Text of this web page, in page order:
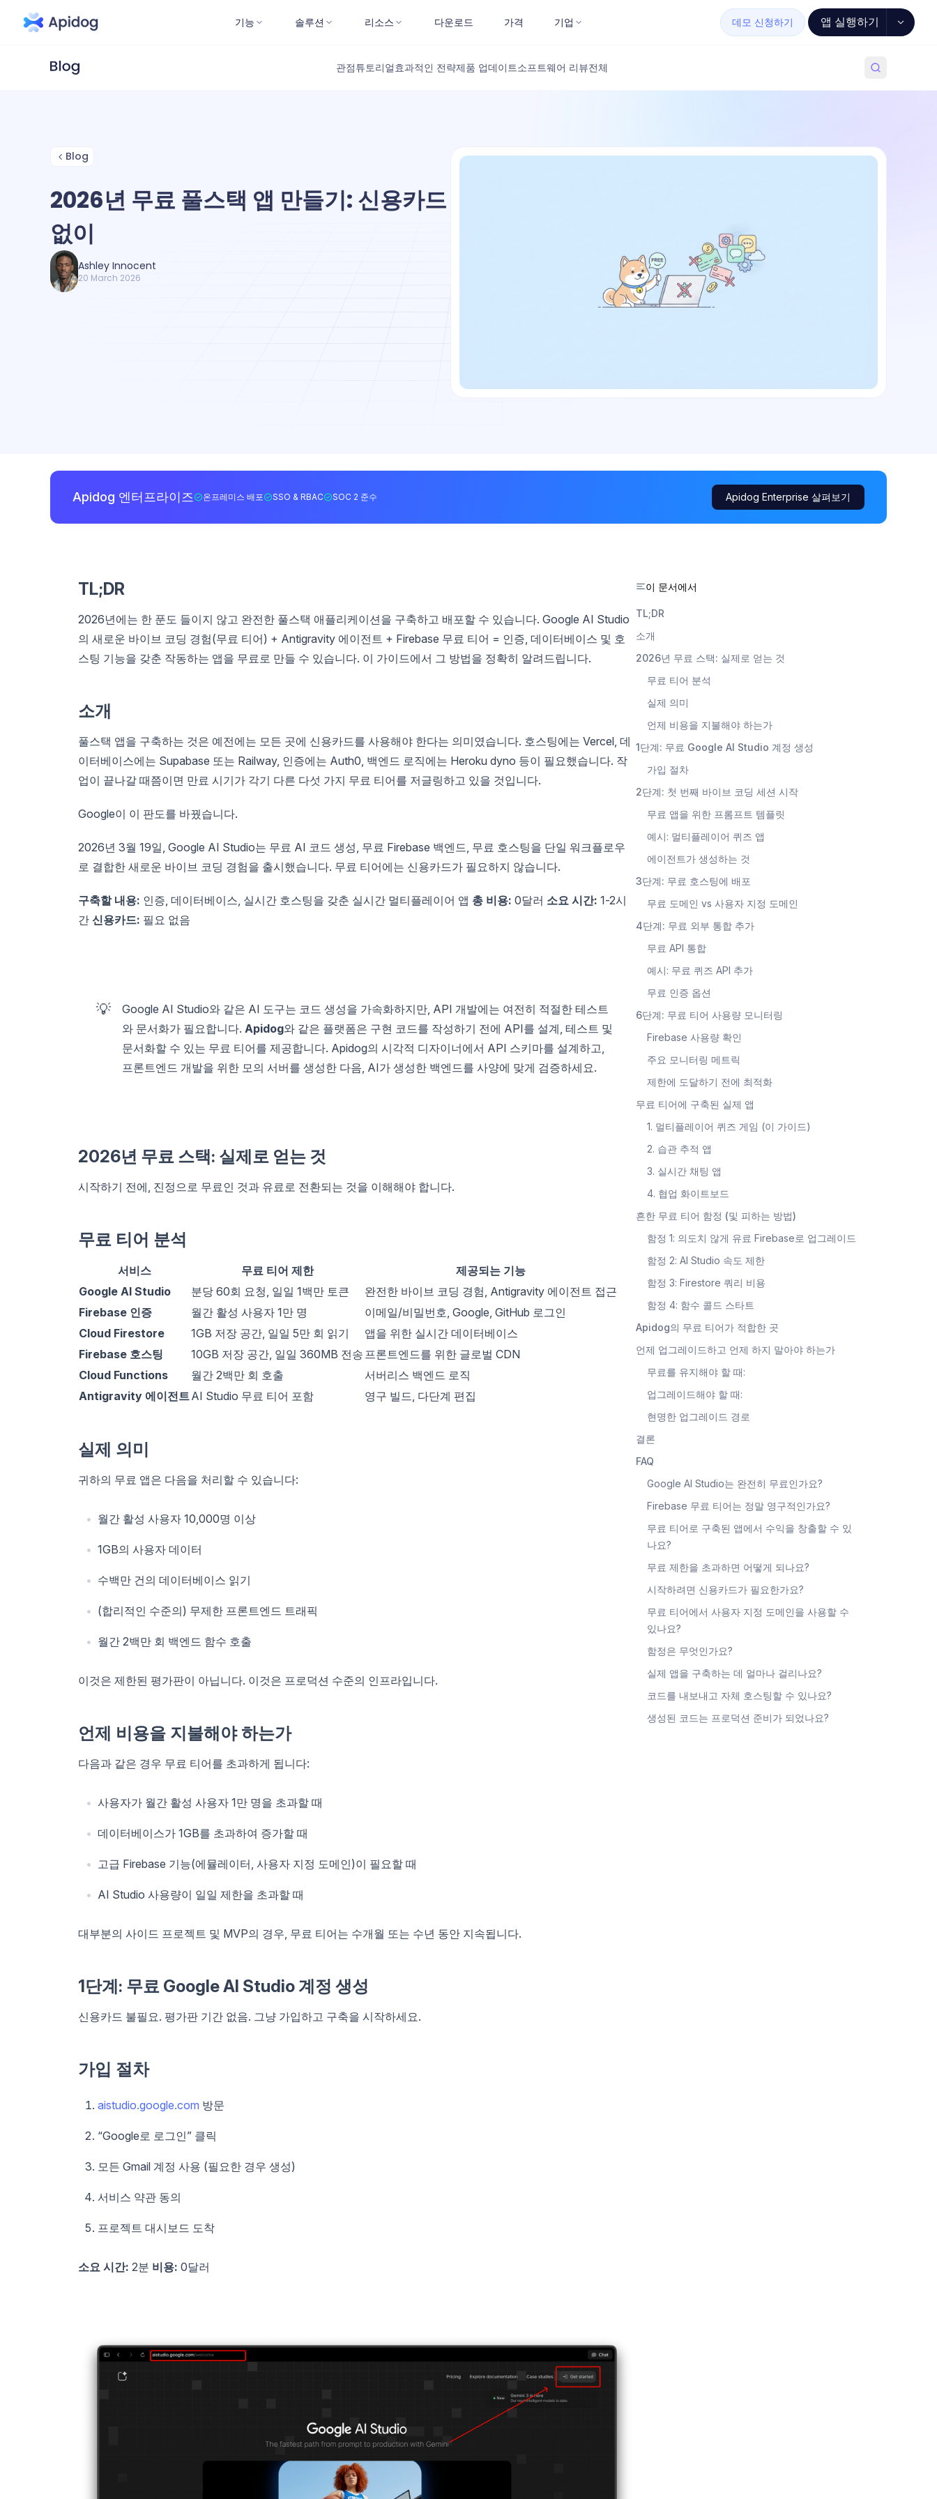
기능 솔루션 리소스 다운로드 가격 기업 데모 신청하기 앱 실행하기
관점튜토리얼효과적인 전략제품 업데이트소프트웨어 리뷰전체
Blog
2026년 무료 풀스택 앱 만들기: 신용카드
없이
Ashley Innocent
20 March 2026
Apidog 엔터프라이즈 온프레미스 배포 SSO & RBAC SOC 2 준수 Apidog Enterprise 살펴보기
TL;DR
2026년에는 한 푼도 들이지 않고 완전한 풀스택 애플리케이션을 구축하고 배포할 수 있습니다. Google AI Studio
의 새로운 바이브 코딩 경험(무료 티어) + Antigravity 에이전트 + Firebase 무료 티어 = 인증, 데이터베이스 및 호
스팅 기능을 갖춘 작동하는 앱을 무료로 만들 수 있습니다. 이 가이드에서 그 방법을 정확히 알려드립니다.
소개
풀스택 앱을 구축하는 것은 예전에는 모든 곳에 신용카드를 사용해야 한다는 의미였습니다. 호스팅에는 Vercel, 데
이터베이스에는 Supabase 또는 Railway, 인증에는 Auth0, 백엔드 로직에는 Heroku dyno 등이 필요했습니다. 작
업이 끝나갈 때쯤이면 만료 시기가 각기 다른 다섯 가지 무료 티어를 저글링하고 있을 것입니다.
Google이 이 판도를 바꿨습니다.
2026년 3월 19일, Google AI Studio는 무료 AI 코드 생성, 무료 Firebase 백엔드, 무료 호스팅을 단일 워크플로우
로 결합한 새로운 바이브 코딩 경험을 출시했습니다. 무료 티어에는 신용카드가 필요하지 않습니다.
구축할 내용: 인증, 데이터베이스, 실시간 호스팅을 갖춘 실시간 멀티플레이어 앱 총 비용: 0달러 소요 시간: 1-2시
간 신용카드: 필요 없음
💡
Google AI Studio와 같은 AI 도구는 코드 생성을 가속화하지만, API 개발에는 여전히 적절한 테스트
와 문서화가 필요합니다. Apidog와 같은 플랫폼은 구현 코드를 작성하기 전에 API를 설계, 테스트 및
문서화할 수 있는 무료 티어를 제공합니다. Apidog의 시각적 디자이너에서 API 스키마를 설계하고,
프론트엔드 개발을 위한 모의 서버를 생성한 다음, AI가 생성한 백엔드를 사양에 맞게 검증하세요.
2026년 무료 스택: 실제로 얻는 것
시작하기 전에, 진정으로 무료인 것과 유료로 전환되는 것을 이해해야 합니다.
무료 티어 분석
서비스 무료 티어 제한
제공되는 기능
Google AI Studio
분당 60회 요청, 일일 1백만 토큰
완전한 바이브 코딩 경험, Antigravity 에이전트 접근
Firebase 인증
월간 활성 사용자 1만 명
이메일/비밀번호, Google, GitHub 로그인
Cloud Firestore
1GB 저장 공간, 일일 5만 회 읽기
앱을 위한 실시간 데이터베이스
Firebase 호스팅
10GB 저장 공간, 일일 360MB 전송 프론트엔드를 위한 글로벌 CDN
Cloud Functions
월간 2백만 회 호출
서버리스 백엔드 로직
Antigravity 에이전트AI Studio 무료 티어 포함 영구 빌드, 다단계 편집
실제 의미
귀하의 무료 앱은 다음을 처리할 수 있습니다:
월간 활성 사용자 10,000명 이상
1GB의 사용자 데이터
수백만 건의 데이터베이스 읽기
(합리적인 수준의) 무제한 프론트엔드 트래픽
월간 2백만 회 백엔드 함수 호출
이것은 제한된 평가판이 아닙니다. 이것은 프로덕션 수준의 인프라입니다.
언제 비용을 지불해야 하는가
다음과 같은 경우 무료 티어를 초과하게 됩니다:
사용자가 월간 활성 사용자 1만 명을 초과할 때
데이터베이스가 1GB를 초과하여 증가할 때
고급 Firebase 기능(에뮬레이터, 사용자 지정 도메인)이 필요할 때
AI Studio 사용량이 일일 제한을 초과할 때
대부분의 사이드 프로젝트 및 MVP의 경우, 무료 티어는 수개월 또는 수년 동안 지속됩니다.
1단계: 무료 Google AI Studio 계정 생성
신용카드 불필요. 평가판 기간 없음. 그냥 가입하고 구축을 시작하세요.
가입 절차
aistudio.google.com 방문
“Google로 로그인” 클릭
모든 Gmail 계정 사용 (필요한 경우 생성)
서비스 약관 동의
프로젝트 대시보드 도착
소요 시간: 2분 비용: 0달러
이 문서에서
TL;DR
소개
2026년 무료 스택: 실제로 얻는 것
무료 티어 분석
실제 의미
언제 비용을 지불해야 하는가
1단계: 무료 Google AI Studio 계정 생성
가입 절차
2단계: 첫 번째 바이브 코딩 세션 시작
무료 앱을 위한 프롬프트 템플릿
예시: 멀티플레이어 퀴즈 앱
에이전트가 생성하는 것
3단계: 무료 호스팅에 배포
무료 도메인 vs 사용자 지정 도메인
4단계: 무료 외부 통합 추가
무료 API 통합
예시: 무료 퀴즈 API 추가
무료 인증 옵션
6단계: 무료 티어 사용량 모니터링
Firebase 사용량 확인
주요 모니터링 메트릭
제한에 도달하기 전에 최적화
무료 티어에 구축된 실제 앱
1. 멀티플레이어 퀴즈 게임 (이 가이드)
2. 습관 추적 앱
3. 실시간 채팅 앱
4. 협업 화이트보드
흔한 무료 티어 함정 (및 피하는 방법)
함정 1: 의도치 않게 유료 Firebase로 업그레이드
함정 2: AI Studio 속도 제한
함정 3: Firestore 쿼리 비용
함정 4: 함수 콜드 스타트
Apidog의 무료 티어가 적합한 곳
언제 업그레이드하고 언제 하지 말아야 하는가
무료를 유지해야 할 때:
업그레이드해야 할 때:
현명한 업그레이드 경로
결론
FAQ
Google AI Studio는 완전히 무료인가요?
Firebase 무료 티어는 정말 영구적인가요?
무료 티어로 구축된 앱에서 수익을 창출할 수 있
나요?
무료 제한을 초과하면 어떻게 되나요?
시작하려면 신용카드가 필요한가요?
무료 티어에서 사용자 지정 도메인을 사용할 수
있나요?
함정은 무엇인가요?
실제 앱을 구축하는 데 얼마나 걸리나요?
코드를 내보내고 자체 호스팅할 수 있나요?
생성된 코드는 프로덕션 준비가 되었나요?